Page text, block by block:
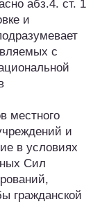
абз.4. ст. 1
и
с
местного
и
в условиях
Сил
гражданской